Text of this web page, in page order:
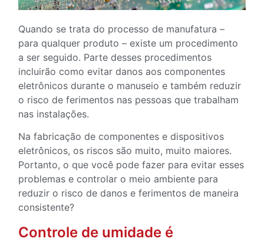
Quando se trata do processo de manufatura –
para qualquer produto – existe um procedimento
a ser seguido. Parte desses procedimentos
incluirão como evitar danos aos componentes
eletrônicos durante o manuseio e também reduzir
o risco de ferimentos nas pessoas que trabalham
nas instalações.
Na fabricação de componentes e dispositivos
eletrônicos, os riscos são muito, muito maiores.
Portanto, o que você pode fazer para evitar esses
problemas e controlar o meio ambiente para
reduzir o risco de danos e ferimentos de maneira
consistente?
Controle de umidade é